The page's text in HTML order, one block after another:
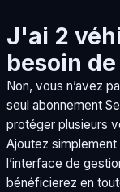
J'ai 2
besoin
Non, vous n’avez
seul abonnement
protéger plusieurs
Ajoutez
l’interface de
bénéficierez en